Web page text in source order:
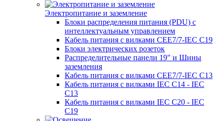
Электропитание и заземление
Блоки распределения питания (PDU) с
интеллектуальным управлением
Кабель питания с вилками CEE7/7-IEC C19
Блоки электрических розеток
Распределительные панели 19" и Шины
заземления
Кабель питания с вилками CEE7/7-IEC C13
Кабель питания с вилками IEC C14 - IEC
C13
Кабель питания с вилками IEC C20 - IEC
C19